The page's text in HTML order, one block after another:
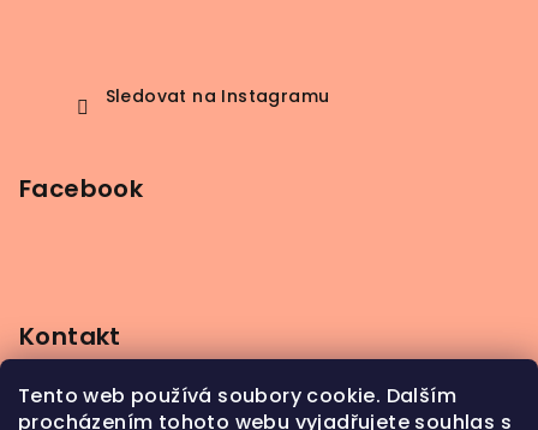
Tento web používá soubory cookie. Dalším
procházením tohoto webu vyjadřujete souhlas s
Sledovat na Instagramu
Facebook
Kontakt
info@beerbutik.cz
+420 606 123 111